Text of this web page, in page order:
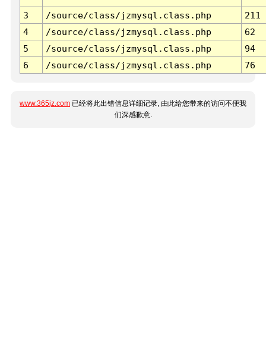
3 /source/class/jzmysql.class.php
211
4
/source/class/jzmysql.class.php
62
5
/source/class/jzmysql.class.php
94
6
/source/class/jzmysql.class.php 76
www.365jz.com 已经将此出错信息详细记录, 由此给您带来的访问不便我
们深感歉意.